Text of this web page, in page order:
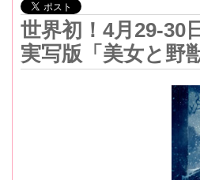
世界初！4月29-30
実写版「美女と野